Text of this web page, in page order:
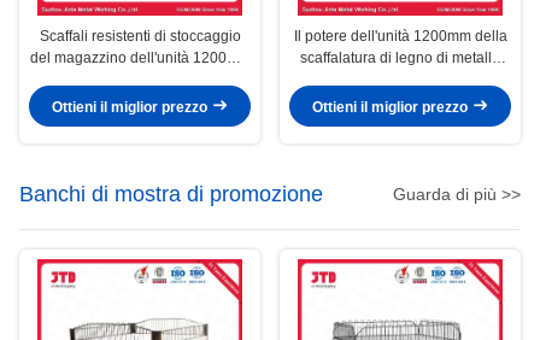
Scaffali resistenti di stoccaggio
del magazzino dell'unità 1200mm
del MDF Q235
Ottieni il miglior prezzo
Il potere dell'unità 1200mm della
scaffalatura di legno di metallo
Ottieni il miglior prezzo
Banchi di mostra di promozione Guarda di più >>